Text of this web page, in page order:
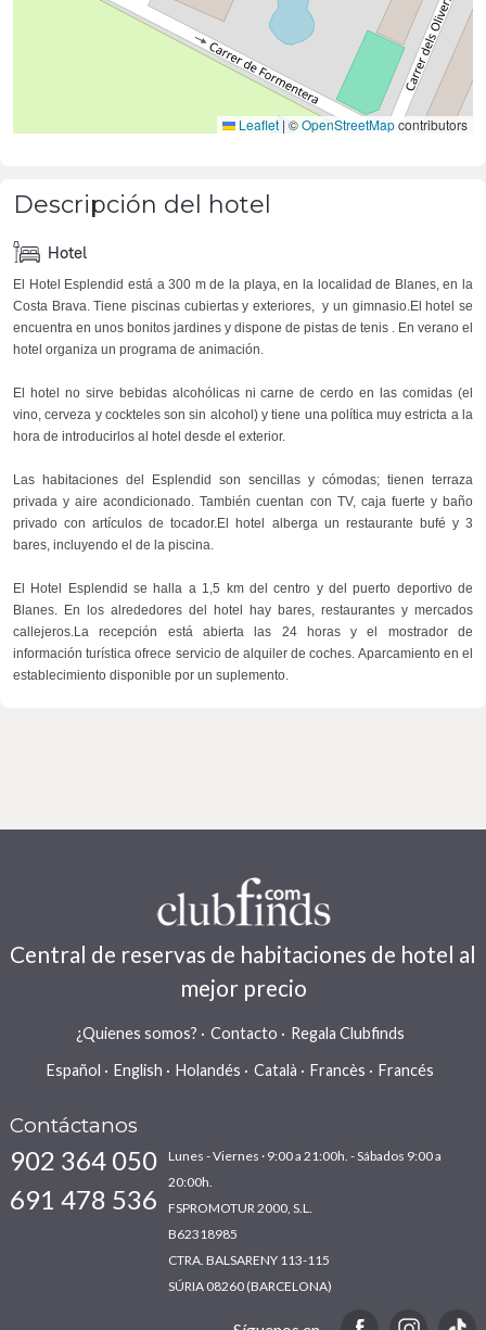
Leaflet | ©OpenStreetMapcontributors
Descripción del hotel
Hotel
El Hotel Esplendid está a 300 m de la playa, en la localidad de Blanes, en la
Costa Brava. Tiene piscinas cubiertas y exteriores, y un gimnasio.El hotel se
encuentra en unos bonitos jardines y dispone de pistas de tenis . En verano el
hotel organiza un programa de animación.
El hotel no sirve bebidas alcohólicas ni carne de cerdo en las comidas (el
vino, cerveza y cockteles son sin alcohol) y tiene una política muy estricta a la
hora de introducirlos al hotel desde el exterior.
Las habitaciones del Esplendid son sencillas y cómodas; tienen terraza
privada y aire acondicionado. También cuentan con TV, caja fuerte y baño
privado con artículos de tocador.El hotel alberga un restaurante bufé y 3
bares, incluyendo el de la piscina.
El Hotel Esplendid se halla a 1,5 km del centro y del puerto deportivo de
Blanes. En los alrededores del hotel hay bares, restaurantes y mercados
callejeros.La recepción está abierta las 24 horas y el mostrador de
información turística ofrece servicio de alquiler de coches. Aparcamiento en el
establecimiento disponible por un suplemento.
Central de reservas de habitaciones de hotel al
mejor precio
¿Quienes somos? Contacto
Regala Clubfinds
Español
English Holandés Català Francès Francés
Contáctanos
902 364 050
691 478 536
Lunes - Viernes · 9:00 a 21:00h. - Sábados 9:00 a
20:00h.
FSPROMOTUR 2000, S.L.
B62318985
CTRA. BALSARENY 113-115
SÚRIA 08260 (BARCELONA)